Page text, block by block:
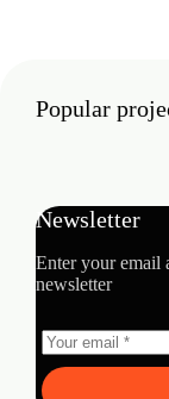
Popular
Newsletter
Enter your email
newsletter